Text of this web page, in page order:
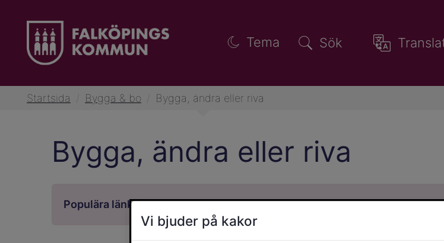
Tema Sök
Startsida Bygga & bo Bygga, ändra eller riva
Bygga, ändra eller riva
Vi bjuder på kakor